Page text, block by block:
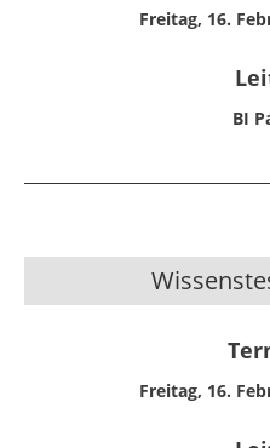
Freitag, 16.
BI
Freitag, 16.